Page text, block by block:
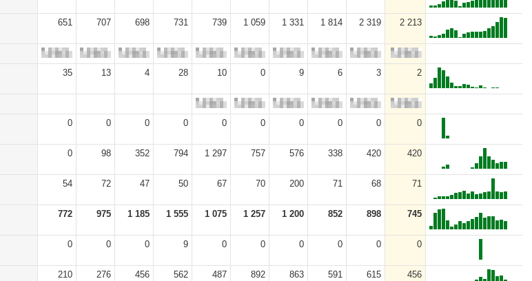
651 707 698 731 739 1 059 1 331 1 814 2 319 2 213
35 13 4 28 10 0 9 6 3 2
0 0 0 0 0 0 0 0 0 0
0 98 352 794 1 297 757 576 338 420 420
54 72 47 50 67 70 200 71 68 71
772 975 1 185 1 555 1 075 1 257 1 200 852 898 745
0 0 0 9 0 0 0 0 0 0
210 276 456 562 487 892 863 591 615 456